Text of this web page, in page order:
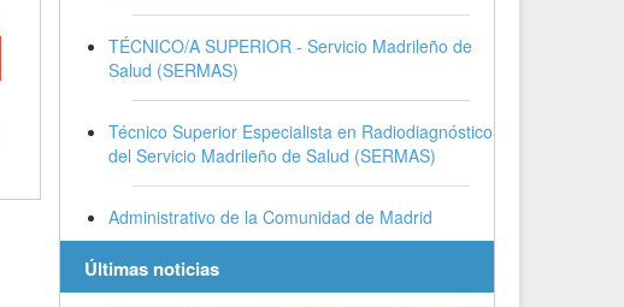
TÉCNICO/A SUPERIOR - Servicio Madrileño de
Salud (SERMAS)
Técnico Superior Especialista en Radiodiagnóstico
del Servicio Madrileño de Salud (SERMAS)
Administrativo de la Comunidad de Madrid
Últimas noticias